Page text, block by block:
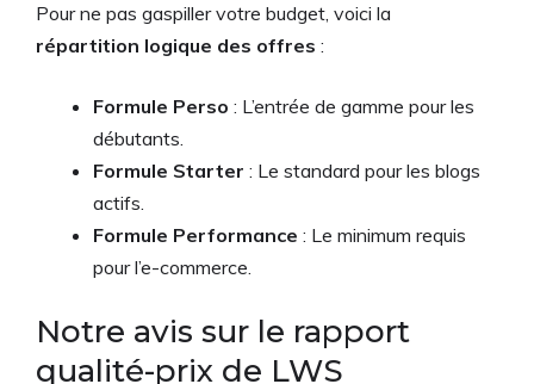
Pour ne pas gaspiller votre budget, voici la
répartition logique des offres :
Formule Perso : L’entrée de gamme pour les
débutants.
Formule Starter : Le standard pour les blogs
actifs.
Formule Performance : Le minimum requis
pour l’e-commerce.
Notre avis sur le rapport
qualité-prix de LWS